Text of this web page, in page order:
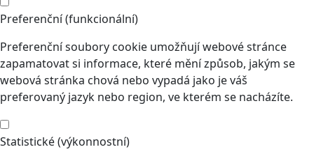
Preferenční (funkcionální)
Preferenční soubory cookie umožňují webové stránce
zapamatovat si informace, které mění způsob, jakým se
webová stránka chová nebo vypadá jako je váš
preferovaný jazyk nebo region, ve kterém se nacházíte.
Statistické (výkonnostní)